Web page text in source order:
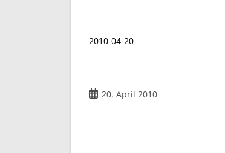
2010-04-20
Beitrag
20. April 2010